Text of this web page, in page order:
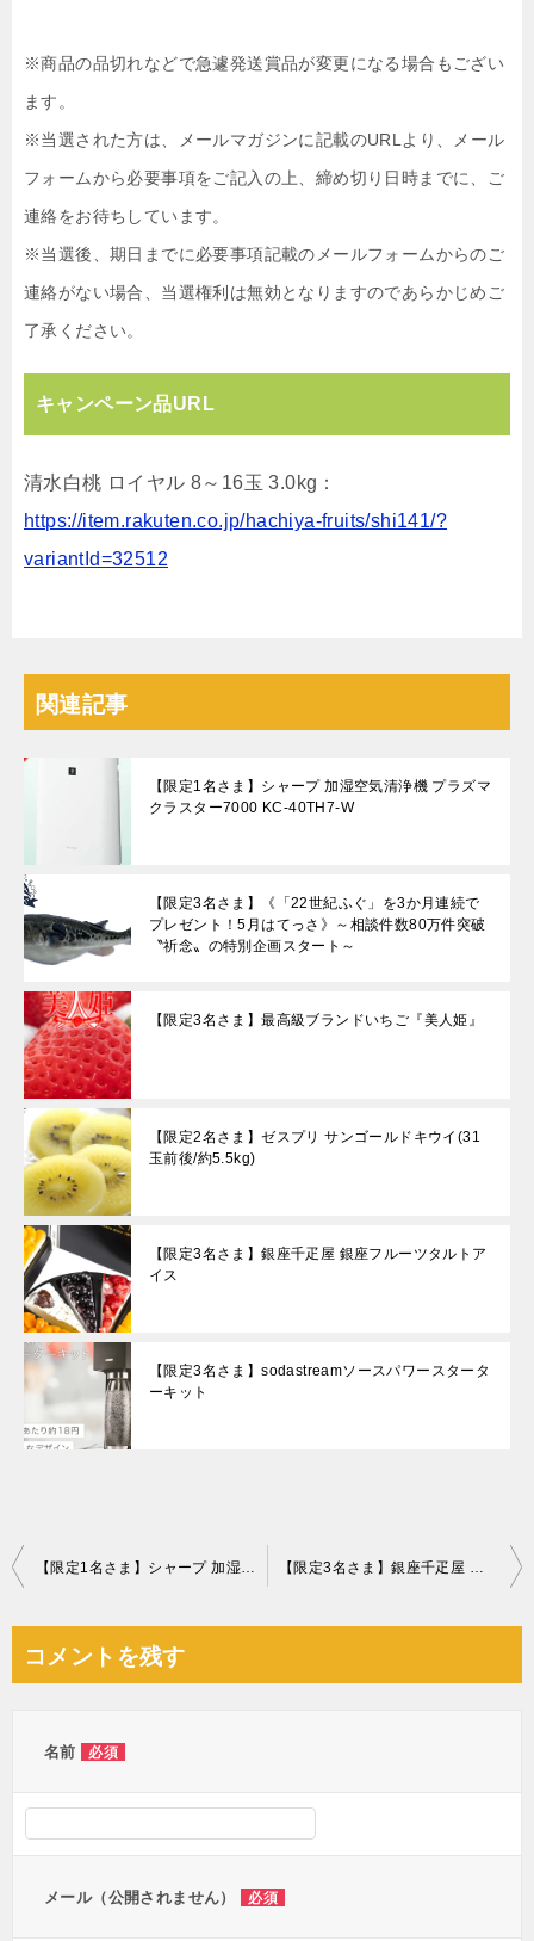
※商品の品切れなどで急遽発送賞品が変更になる場合もござい
ます。
※当選された方は、メールマガジンに記載のURLより、メール
フォームから必要事項をご記入の上、締め切り日時までに、ご
連絡をお待ちしています。
※当選後、期日までに必要事項記載のメールフォームからのご
連絡がない場合、当選権利は無効となりますのであらかじめご
了承ください。
キャンペーン品URL
清水白桃 ロイヤル 8～16玉 3.0kg：
https://item.rakuten.co.jp/hachiya-fruits/shi141/?
variantId=32512
関連記事
【限定1名さま】シャープ 加湿空気清浄機 プラズマ
クラスター7000 KC-40TH7-W
【限定3名さま】《「22世紀ふぐ」を3か月連続で
プレゼント！5月はてっさ》～相談件数80万件突破
〝祈念〟の特別企画スタート～
【限定3名さま】最高級ブランドいちご『美人姫』
【限定2名さま】ゼスプリ サンゴールドキウイ(31
玉前後/約5.5kg)
【限定3名さま】銀座千疋屋 銀座フルーツタルトア
イス
【限定3名さま】sodastreamソースパワースタータ
ーキット
投
ビ
コメントを残す
名前 必須
メール（公開されません） 必須